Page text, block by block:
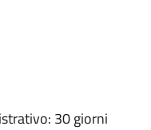
30 giorni